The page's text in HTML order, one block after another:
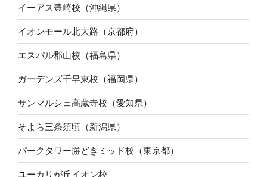
イーアス豊崎校（沖縄県）
イオンモール北大路（京都府）
エスパル郡山校（福島県）
ガーデンズ千早東校（福岡県）
サンマルシェ高蔵寺校（愛知県）
そよら三条須頃（新潟県）
パークタワー勝どきミッド校（東京都）
ユーカリが丘イオン校